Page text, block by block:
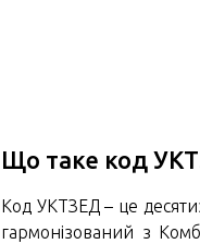
Що таке код
Код УКТЗЕД – це
гармонізований з